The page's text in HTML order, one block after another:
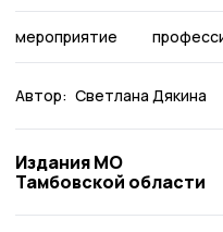
мероприятие
Автор: Светлана Дякина
Издания МО
Тамбовской области